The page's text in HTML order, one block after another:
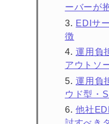
ーバーが
EDIサ
徴
運用負
アウトソ
運用負
ウド型・
他社